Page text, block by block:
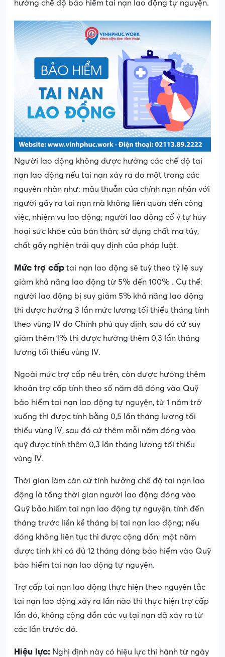
hưởng chế độ bảo hiểm tai nạn lao động tự nguyện.
Người lao động không được hưởng các chế độ tai
nạn lao động nếu tai nạn xảy ra do một trong các
nguyên nhân như: mâu thuẫn của chính nạn nhân với
người gây ra tai nạn mà không liên quan đến công
việc, nhiệm vụ lao động; người lao động cố ý tự hủy
hoại sức khỏe của bản thân; sử dụng chất ma túy,
chất gây nghiện trái quy định của pháp luật.
Mức trợ cấp tai nạn lao động sẽ tuỳ theo tỷ lệ suy
giảm khả năng lao động từ 5% đến 100% . Cụ thể:
người lao động bị suy giảm 5% khả năng lao động
thì được hưởng 3 lần mức lương tối thiểu tháng tính
theo vùng IV do Chính phủ quy định, sau đó cứ suy
giảm thêm 1% thì được hưởng thêm 0,3 lần tháng
lương tối thiểu vùng IV.
Ngoài mức trợ cấp nêu trên, còn được hưởng thêm
khoản trợ cấp tính theo số năm đã đóng vào Quỹ
bảo hiểm tai nạn lao động tự nguyện, từ 1 năm trở
xuống thì được tính bằng 0,5 lần tháng lương tối
thiểu vùng IV, sau đó cứ thêm mỗi năm đóng vào
quỹ được tính thêm 0,3 lần tháng lương tối thiểu
vùng IV.
Thời gian làm căn cứ tính hưởng chế độ tai nạn lao
động là tổng thời gian người lao động đóng vào
Quỹ bảo hiểm tai nạn lao động tự nguyện, tính đến
tháng trước liền kề tháng bị tai nạn lao động; nếu
đóng không liên tục thì được cộng dồn; một năm
được tính khi có đủ 12 tháng đóng bảo hiểm vào Quỹ
bảo hiểm tai nạn lao động tự nguyện.
Trợ cấp tai nạn lao động thực hiện theo nguyên tắc
tai nạn lao động xảy ra lần nào thì thực hiện trợ cấp
lần đó, không cộng dồn các vụ tại nạn đã xảy ra từ
các lần trước đó.
Hiệu lực: Nghị định này có hiệu lực thi hành từ ngày